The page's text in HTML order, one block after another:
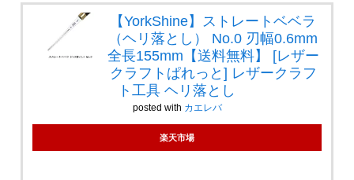
【YorkShine】ストレートベベラ
（ヘリ落とし） No.0 刃幅0.6mm
全長155mm【送料無料】 [レザー
クラフトぱれっと] レザークラフ
ト工具 ヘリ落とし
posted with カエレバ
楽天市場